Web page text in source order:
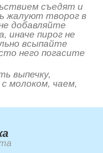
съедят и
жалуют творог в
добавляйте
иначе пирог не
всыпайте
него погасите
выпечку,
молоком, чаем,